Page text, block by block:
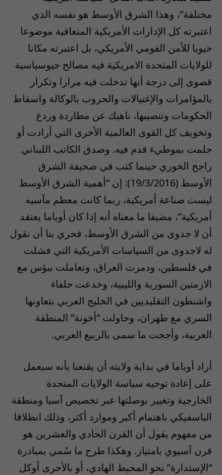
مختلفة”، وهذا الشرق الأوسط هو نفسه الذي
اعتبرته كل الإدارات الأمريكية المتعاقبة موضوعا
حيويا للأمن القومي الأمريكي، بل اعتبرته مكانا
للولايات المتحدة الامريكية فيه مصالح جيوسياسية
قصوى إلى درجة أنها تدخلت فيه مرارا وتكرار
بالمؤامرات والإغتيالات والحروب بالوكالة واسقاط
الحكومات وتنصيبها، ناهيك عن مطاردة وردع
وتخويف كل القوى العالمية الأخرى التي أرادت أو
حلمت بموطيء قدم فيه. وصدق الكاتب اللبناني
راجح الخوري حينما كتب في صحيفة الشرق
الأوسط (19/3/2016): إن “أهمية الشرق الأوسط
ليست صناعة أمريكية، ربما كانت معظم مآسيه
أمريكية”، مضيفا ما معناه أنه إذا كان أوباما يعتقد
أن لا جدوى من الشرق الأوسط، فحري بنا أن نقول
له لاجدوى من السياسات الأمريكية التي فشلت
في فلسطين، ودمرت العراق، وتعاملت ببؤس مع
الازمتين السورية والليبية، وخدعت حلفاء
واشنطون التقليديين في الخليج العربي بتعاونها
السري مع طهران، وحاولت “أخونة” المنطقة
العربية، وأججت ما سمى بالربيع العربي.
أراد أوباما في بداية ولايته أن يقنعنا بأنه سيعمل
على إعادة توجيه سياسة الولايات المتحدة
الخارجية وتغيير بوصلتها عبر تخصيص آسيا ومنطقة
الباسفيكي باهتمام أكبر وموارد أكثر، وذلك انطلاقا
من مفهوم يقول أن القرن الحادي والعشرين هو
قرن آسيوي بامتياز. وهكذا طرح ما سُمي بمبادرة
“الإستدارة” نحو المحيط الهادي، أو بالأحرى أوكل